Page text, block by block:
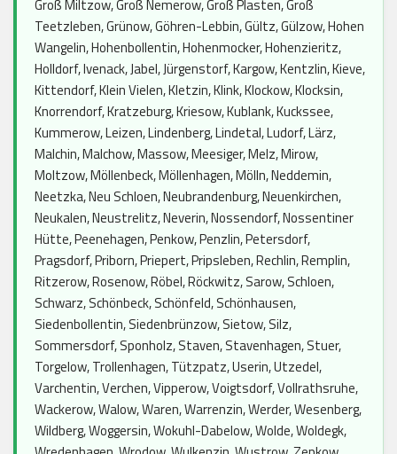
Groß Miltzow, Groß Nemerow, Groß Plasten, Groß
Teetzleben, Grünow, Göhren-Lebbin, Gültz, Gülzow, Hohen
Wangelin, Hohenbollentin, Hohenmocker, Hohenzieritz,
Holldorf, Ivenack, Jabel, Jürgenstorf, Kargow, Kentzlin, Kieve,
Kittendorf, Klein Vielen, Kletzin, Klink, Klockow, Klocksin,
Knorrendorf, Kratzeburg, Kriesow, Kublank, Kuckssee,
Kummerow, Leizen, Lindenberg, Lindetal, Ludorf, Lärz,
Malchin, Malchow, Massow, Meesiger, Melz, Mirow,
Moltzow, Möllenbeck, Möllenhagen, Mölln, Neddemin,
Neetzka, Neu Schloen, Neubrandenburg, Neuenkirchen,
Neukalen, Neustrelitz, Neverin, Nossendorf, Nossentiner
Hütte, Peenehagen, Penkow, Penzlin, Petersdorf,
Pragsdorf, Priborn, Priepert, Pripsleben, Rechlin, Remplin,
Ritzerow, Rosenow, Röbel, Röckwitz, Sarow, Schloen,
Schwarz, Schönbeck, Schönfeld, Schönhausen,
Siedenbollentin, Siedenbrünzow, Sietow, Silz,
Sommersdorf, Sponholz, Staven, Stavenhagen, Stuer,
Torgelow, Trollenhagen, Tützpatz, Userin, Utzedel,
Varchentin, Verchen, Vipperow, Voigtsdorf, Vollrathsruhe,
Wackerow, Walow, Waren, Warrenzin, Werder, Wesenberg,
Wildberg, Woggersin, Wokuhl-Dabelow, Wolde, Woldegk,